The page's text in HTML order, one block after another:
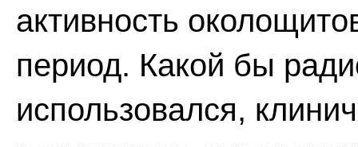
активность
период. Какой бы
использовался,